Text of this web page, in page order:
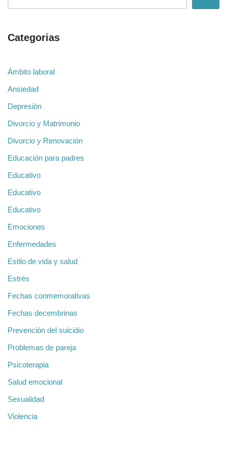
Categorias
Ámbito laboral
Ansiedad
Depresión
Divorcio y Matrimonio
Divorcio y Renovación
Educación para padres
Educativo
Educativo
Educativo
Emociones
Enfermedades
Estilo de vida y salud
Estrés
Fechas conmemorativas
Fechas decembrinas
Prevención del suicidio
Problemas de pareja
Psicoterapia
Salud emocional
Sexualidad
Violencia